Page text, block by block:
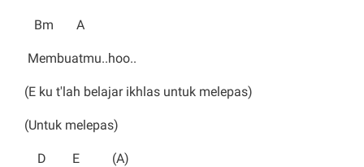
Bm A
Membuatmu..hoo..
(E ku t'lah belajar ikhlas untuk melepas)
(Untuk melepas)
D E (A)